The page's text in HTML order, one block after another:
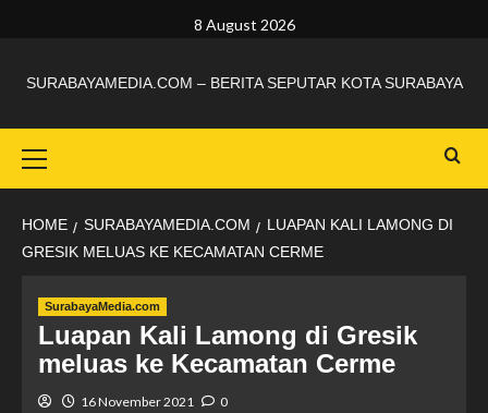
8 August 2026
SURABAYAMEDIA.COM – BERITA SEPUTAR KOTA SURABAYA
HOME SURABAYAMEDIA.COM
LUAPAN KALI LAMONG DI
GRESIK MELUAS KE KECAMATAN CERME
SurabayaMedia.com
Luapan Kali Lamong di Gresik
meluas ke Kecamatan Cerme
16 November 2021 0